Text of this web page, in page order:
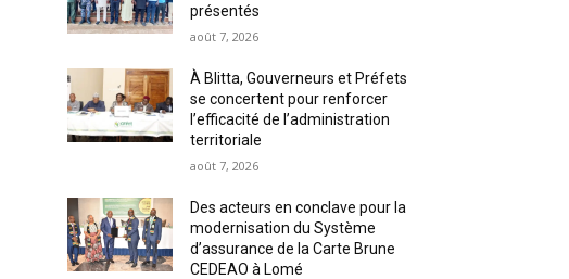
présentés
août 7, 2026
À Blitta, Gouverneurs et Préfets
se concertent pour renforcer
l’efficacité de l’administration
territoriale
août 7, 2026
Des acteurs en conclave pour la
modernisation du Système
d’assurance de la Carte Brune
CEDEAO à Lomé